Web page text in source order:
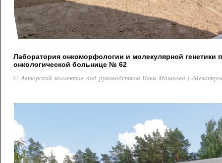
Лаборатория онкоморфологии и молекулярной генетики
онкологической больнице № 62
© Авторский коллектив под руководством Ильи Машкова